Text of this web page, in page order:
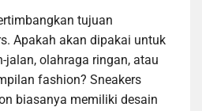
tujuan
Apakah akan dipakai untuk
jalan, olahraga ringan, atau
fashion? Sneakers
biasanya memiliki desain